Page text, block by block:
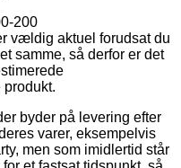
200
vældig aktuel forudsat du
samme, så derfor er det
produkt.
byder på levering efter
varer, eksempelvis
men som imidlertid står